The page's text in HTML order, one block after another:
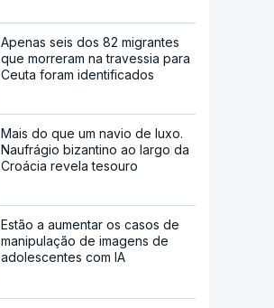
Apenas seis dos 82 migrantes
que morreram na travessia para
Ceuta foram identificados
Mais do que um navio de luxo.
Naufrágio bizantino ao largo da
Croácia revela tesouro
Estão a aumentar os casos de
manipulação de imagens de
adolescentes com IA